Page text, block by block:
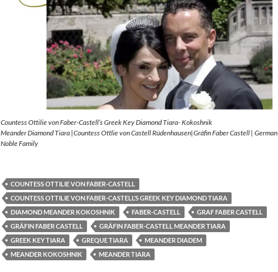
Countess Ottilie von Faber-Castell’s Greek Key Diamond Tiara- Kokoshnik
Meander Diamond Tiara |Countess Ottlie von Castell Rüdenhausen|Gräfin Faber Castell | German
Noble Family
COUNTESS OTTILIE VON FABER-CASTELL
COUNTESS OTTILIE VON FABER-CASTELL’S GREEK KEY DIAMOND TIARA
DIAMOND MEANDER KOKOSHNIK
FABER-CASTELL
GRAF FABER CASTELL
GRÄFIN FABER CASTELL
GRÄFIN FABER-CASTELL MEANDER TIARA
GREEK KEY TIARA
GREQUE TIARA
MEANDER DIADEM
MEANDER KOKOSHNIK
MEANDER TIARA